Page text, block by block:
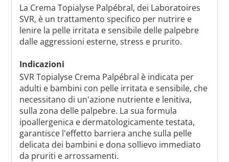
La Crema Topialyse Palpébral, dei Laboratoires
SVR, è un trattamento specifico per nutrire e
lenire la pelle irritata e sensibile delle palpebre
dalle aggressioni esterne, stress e prurito.
Indicazioni
SVR Topialyse Crema Palpébral è indicata per
adulti e bambini con pelle irritata e sensibile, che
necessitano di un'azione nutriente e lenitiva,
sulla zona delle palpebre. La sua formula
ipoallergenica e dermatologicamente testata,
garantisce l'effetto barriera anche sulla pelle
delicata dei bambini e dona sollievo immediato
da pruriti e arrossamenti.